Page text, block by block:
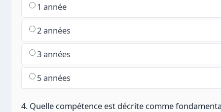
1 année
2 années
3 années
5 années
4. Quelle compétence est décrite comme